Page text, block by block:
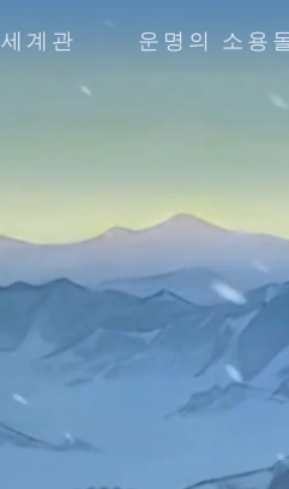
세계관 운명의 소용